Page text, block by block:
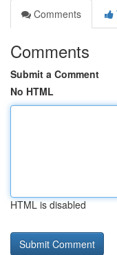
Comments
Comments
Submit a Comment
No HTML
HTML is disabled